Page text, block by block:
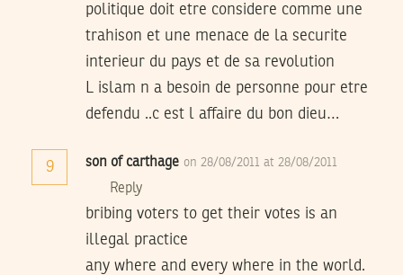
politique doit etre considere comme une
trahison et une menace de la securite
interieur du pays et de sa revolution
L islam n a besoin de personne pour etre
defendu ..c est l affaire du bon dieu…
9 son of carthage on 28/08/2011 at 28/08/2011
Reply
bribing voters to get their votes is an
illegal practice
any where and every where in the world.